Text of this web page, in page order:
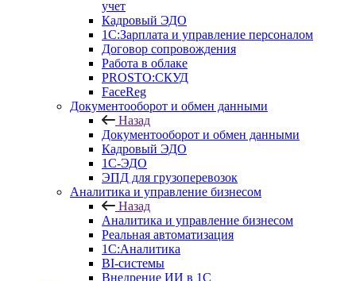
учет
Кадровый ЭДО
1С:Зарплата и управление персоналом
Договор сопровождения
Работа в облаке
PROSTO:СКУД
FaceReg
Документооборот и обмен данными
Назад
Документооборот и обмен данными
Кадровый ЭДО
1С-ЭДО
ЭПД для грузоперевозок
Аналитика и управление бизнесом
Назад
Аналитика и управление бизнесом
Реальная автоматизация
1С:Аналитика
BI-системы
Внедрение ИИ в 1С